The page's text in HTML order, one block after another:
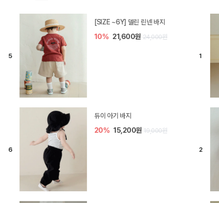
[SIZE ~6Y] 델린 린넨 바지
10% 21,600원 24,000원
듀이 아기 바지
20% 15,200원 19,000원